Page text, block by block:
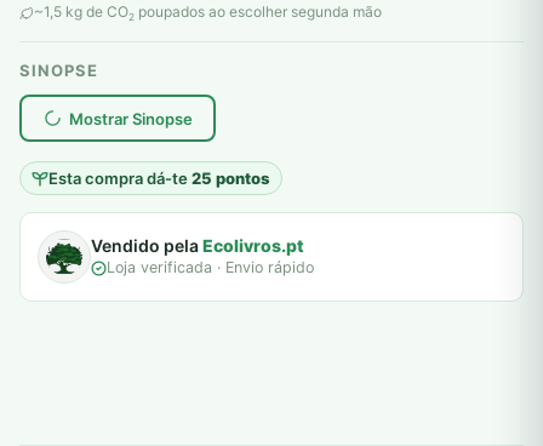
~1,5 kg de CO2 poupados ao escolher segunda mão
SINOPSE
Mostrar Sinopse
Esta compra dá-te25 pontos
plantar árvores reais
Vendido pelaEcolivros.pt
Loja verificada · Envio rápido